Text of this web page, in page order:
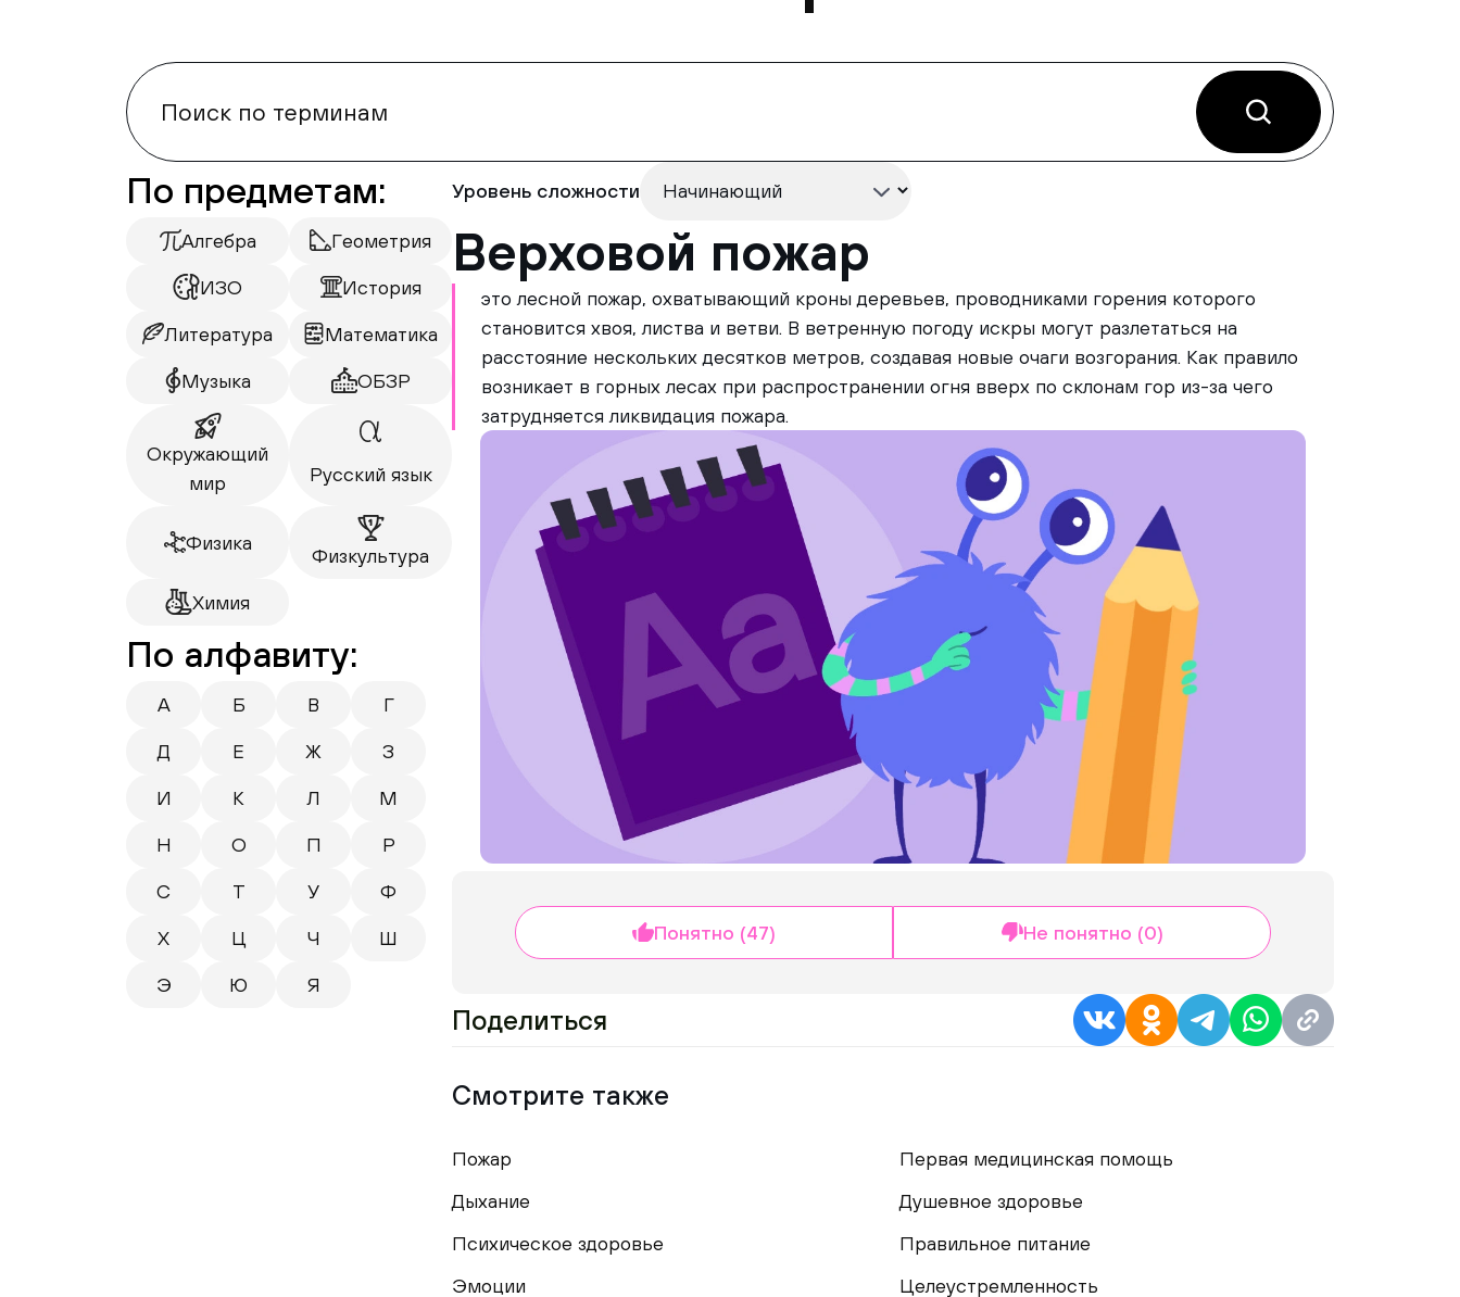
По предметам:
Алгебра Геометрия
ИЗО История
Литература Математика
Музыка ОБЗР
Окружающий
мир
Русский язык
Физика
Физкультура
Химия
По алфавиту:
А Б В Г
Д Е Ж З
И К Л М
Н О П Р
С Т У Ф
Х Ц Ч Ш
Э Ю Я
Уровень сложности
Верховой пожар
это лесной пожар, охватывающий кроны деревьев, проводниками горения которого
становится хвоя, листва и ветви. В ветренную погоду искры могут разлетаться на
расстояние нескольких десятков метров, создавая новые очаги возгорания. Как правило
возникает в горных лесах при распространении огня вверх по склонам гор из-за чего
затрудняется ликвидация пожара.
Понятно (47) Не понятно (0)
Поделиться
Смотрите также
Пожар
Первая медицинская помощь
Дыхание
Душевное здоровье
Психическое здоровье
Правильное питание
Эмоции
Целеустремленность